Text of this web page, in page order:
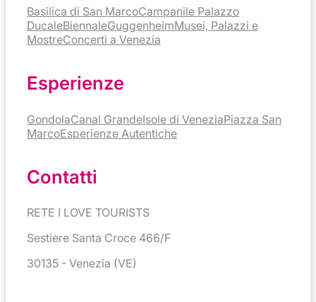
Basilica di San MarcoCampanile Palazzo
DucaleBiennaleGuggenheimMusei, Palazzi e
MostreConcerti a Venezia
Esperienze
GondolaCanal GrandeIsole di VeneziaPiazza San
MarcoEsperienze Autentiche
Contatti
RETE I LOVE TOURISTS
Sestiere Santa Croce 466/F
30135 - Venezia (VE)